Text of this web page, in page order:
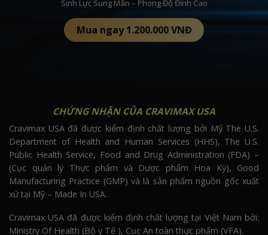
Sinh Lực Sung Mãn – Phong Độ Đỉnh Cao
Mua ngay 1.200.000 VNĐ
CHỨNG NHẬN CỦA CRAVIMAX USA
Cravimax USA đã được kiểm định chất lượng bởi Mỹ The U.S.
Department of Health and Human Services (HHS), The U.S.
Public Health Service, Food and Drug Administration (FDA) –
(Cục quản lý Thực phẩm và Dược phẩm Hoa Kỳ), Good
Manufacturing Practice (GMP) và là sản phẩm nguồn gốc xuất
xứ tại Mỹ – Made In USA.
Cravimax USA đã được kiểm định chất lượng tại Việt Nam bởi:
Ministry Of Health (Bộ y Tế ), Cục An toàn thực phẩm (VFA).